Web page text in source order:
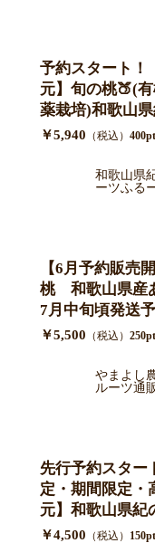
予約スタート！
元】旬の桃🍑(
薬栽培)和歌山県
玉〜15玉入り/送
け 7月中旬よ
￥5,940 （税込）
和歌山県
ーツふる
【6月予約販売
桃 和歌山県産
7月中旬頃発送
個)／青秀ギフト
￥5,500 （税込）
やまよし
ルーツ通
先行予約スター
定・期間限定・
元】和歌山県
品種つきあかり
￥4,500 （税込）